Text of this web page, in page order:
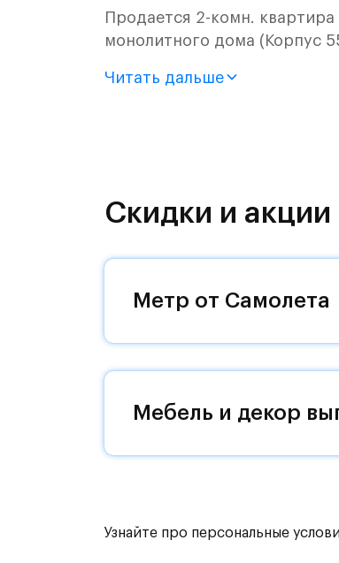
Продается 2-комн.
монолитного дома (Корпус
Цена указана с учетом
направления и возможность
Уютная малоэтажная
возвращаться.
Поблизости расположено
До МКАД можно добраться
Читать дальше
Скидки и акции
Метр от Самолета
Мебель и декор
Узнайте про персональные